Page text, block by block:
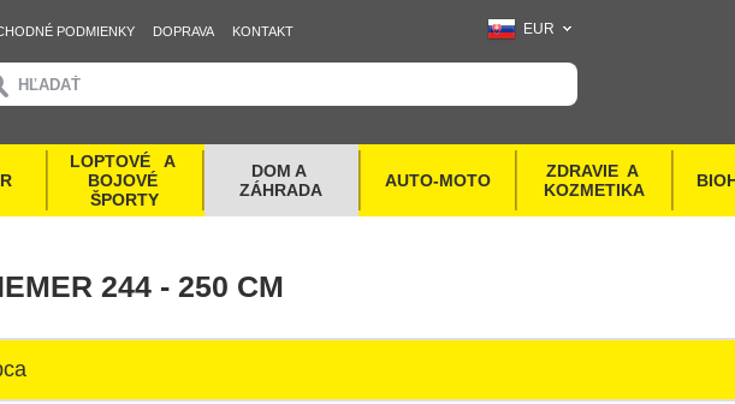
LOPTOVÉ   A
BOJOVÉ
ŠPORTY
DOM A
ZÁHRADA
AUTO-MOTO
ZDRAVIE  A
KOZMETIKA
EUR
PODMIENKY DOPRAVA KONTAKT
244 - 250 CM